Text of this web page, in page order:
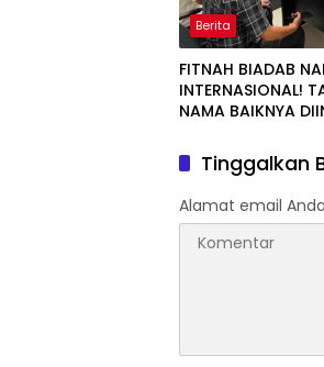
Berita
FITNAH BIADAB
INTERNASIONAL!
NAMA BAIKNYA
WAR: SIAP Bantai
AKUN PEMBUNUH
KE PENJARA POLDA
Tinggalkan
Alamat email